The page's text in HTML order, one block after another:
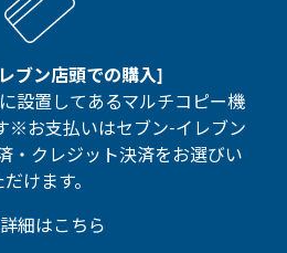
ブン店頭での購入]
設置してあるマルチコピー機
※お支払いはセブン-イレブン
・クレジット決済をお選びい
だけます。
詳細はこちら